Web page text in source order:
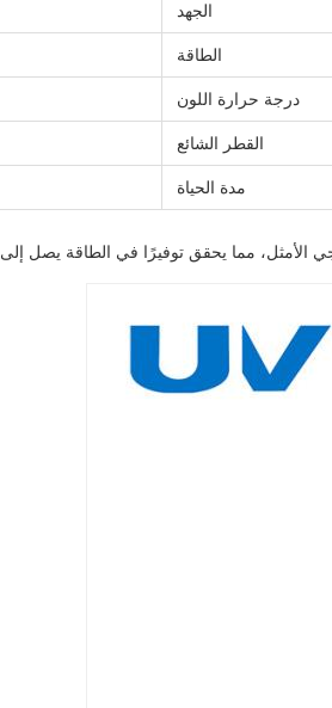
الجهد
الطاقة
درجة حرارة اللون
القطر الشائع
مدة الحياة
في الطاقة يصل إلى 50% مقارنة بطرق التسخين التقليدية.